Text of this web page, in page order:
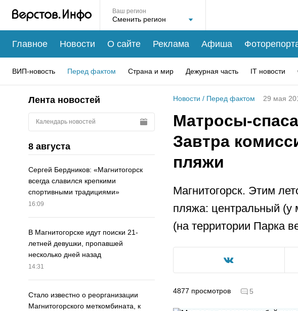
Ваш регион
Главное Новости О сайте Реклама Афиша
ВИП-новость Перед фактом Страна и мир Дежурная часть IT новости
Лента новостей
Календарь новостей
8 августа
Сергей Бердников: «Магнитогорск
всегда славился крепкими
спортивными традициями»
16:09
В Магнитогорске идут поиски 21-
летней девушки, пропавшей
несколько дней назад
14:31
Стало известно о реорганизации
Магнитогорского меткомбината, к
Новости / Перед фактом 29 мая
Матросы-
Завтра
пляжи
Магнитогорск. Этим
пляжа: центральный (у
(на территории Парка
4877 просмотров 5